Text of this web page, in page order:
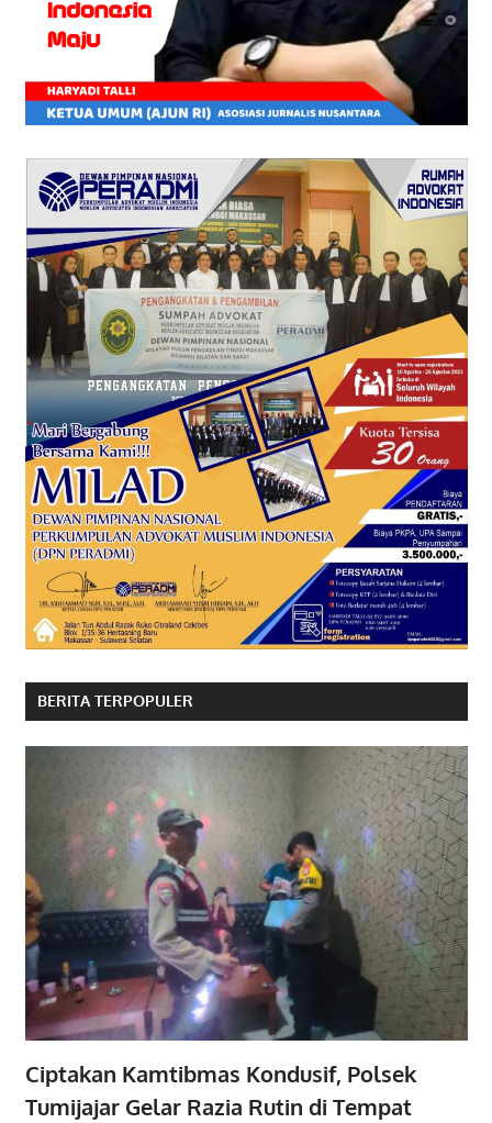
BERITA TERPOPULER
Ciptakan Kamtibmas Kondusif, Polsek
Tumijajar Gelar Razia Rutin di Tempat